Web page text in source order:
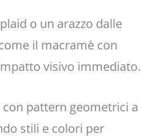
o un arazzo dalle
il macramè con
visivo immediato.
pattern geometrici a
stili e colori per